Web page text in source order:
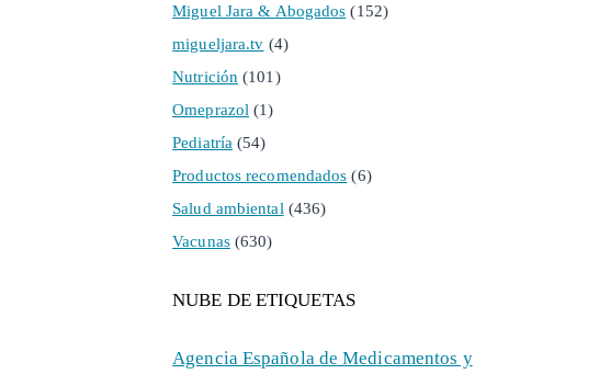
Miguel Jara & Abogados (152)
migueljara.tv (4)
Nutrición (101)
Omeprazol (1)
Pediatría (54)
Productos recomendados (6)
Salud ambiental (436)
Vacunas(630)
NUBE DE ETIQUETAS
Agencia Española de Medicamentos y